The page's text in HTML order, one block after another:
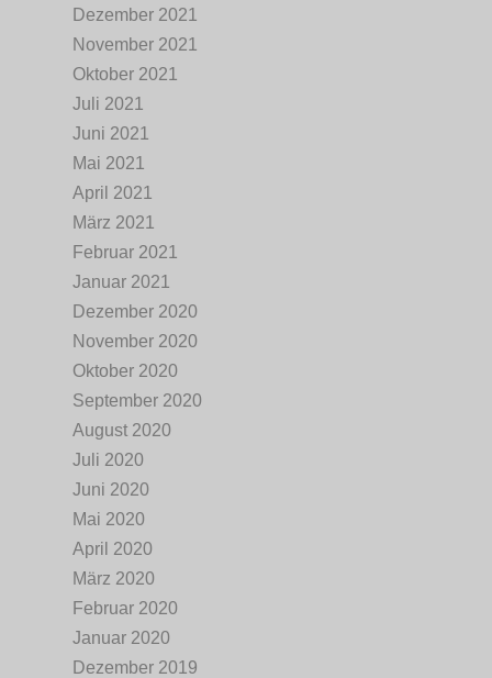
Dezember 2021
November 2021
Oktober 2021
Juli 2021
Juni 2021
Mai 2021
April 2021
März 2021
Februar 2021
Januar 2021
Dezember 2020
November 2020
Oktober 2020
September 2020
August 2020
Juli 2020
Juni 2020
Mai 2020
April 2020
März 2020
Februar 2020
Januar 2020
Dezember 2019